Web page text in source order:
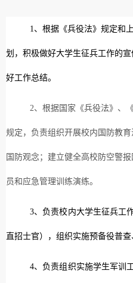
1、根据《兵役法》规定和
划，积极做好大学生征兵工作的
好工作总结。
2、根据国家《兵役法》、
规定，负责组织开展校内国防教
国防观念；建立健全高校防空警
员和应急管理训练演练。
3、负责校内大学生征兵工
直招士官），组织实施预备役普
4、负责组织实施学生军训